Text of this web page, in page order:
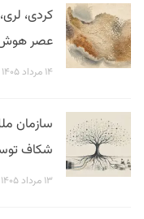
کردی،
عصر هوش
۱۴ مرداد ۱۴۰۵
سازمان
شکاف
۱۳ مرداد ۱۴۰۵